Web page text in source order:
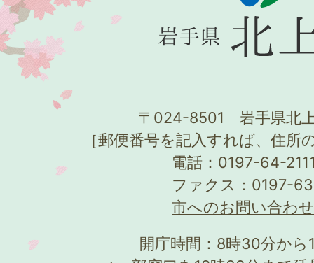
〒024-8501 岩手県北
［郵便番号を記入すれば、住所
電話：0197-64-
ファクス：0197-
市へのお問い合わ
開庁時間：8時30分か